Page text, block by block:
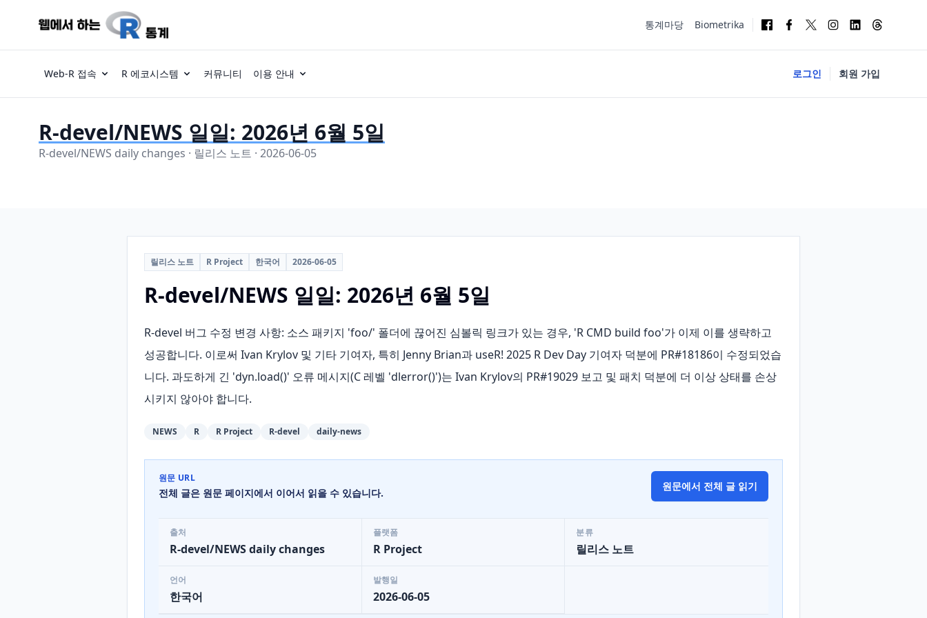
통계마당 Biometrika
Web-R 접속 R 에코시스템 커뮤니티 이용 안내 로그인 회원 가입
R-devel/NEWS 일일: 2026년 6월 5일
R-devel/NEWS daily changes · 릴리스 노트 · 2026-06-05
릴리스 노트 R Project 한국어 2026-06-05
R-devel/NEWS 일일: 2026년 6월 5일
R-devel 버그 수정 변경 사항: 소스 패키지 'foo/' 폴더에 끊어진 심볼릭 링크가 있는 경우, 'R CMD build foo'가 이제 이를 생략하고
성공합니다. 이로써 Ivan Krylov 및 기타 기여자, 특히 Jenny Brian과 useR! 2025 R Dev Day 기여자 덕분에 PR#18186이 수정되었습
니다. 과도하게 긴 'dyn.load()' 오류 메시지(C 레벨 'dlerror()')는 Ivan Krylov의 PR#19029 보고 및 패치 덕분에 더 이상 상태를 손상
시키지 않아야 합니다.
NEWS R R Project R-devel daily-news
원문 URL
전체 글은 원문 페이지에서 이어서 읽을 수 있습니다.
원문에서 전체 글 읽기
출처
R-devel/NEWS daily changes
플랫폼
R Project
분류
릴리스 노트
언어
한국어
발행일
2026-06-05